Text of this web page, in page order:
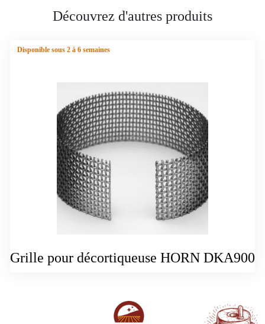
Découvrez d'autres produits
Disponible sous 2 à 6 semaines
Grille pour décortiqueuse HORN DKA900